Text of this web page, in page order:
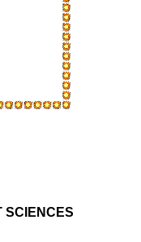
SCIENCES